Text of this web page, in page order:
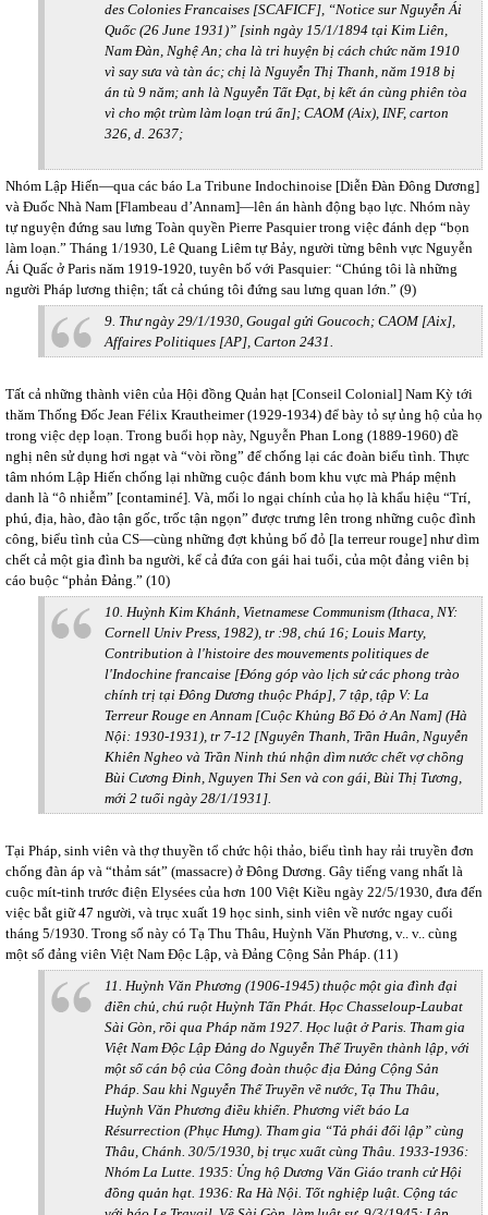
des Colonies Francaises [SCAFICF], “Notice sur Nguyễn Ái
Quốc (26 June 1931)” [sinh ngày 15/1/1894 tại Kim Liên,
Nam Đàn, Nghệ An; cha là tri huyện bị cách chức năm 1910
vì say sưa và tàn ác; chị là Nguyễn Thị Thanh, năm 1918 bị
án tù 9 năm; anh là Nguyễn Tất Đạt, bị kết án cùng phiên tòa
vì cho một trùm làm loạn trú ẩn]; CAOM (Aix), INF, carton
326, d. 2637;
Nhóm Lập Hiến—qua các báo La Tribune Indochinoise [Diễn Đàn Đông Dương]
và Đuốc Nhà Nam [Flambeau d’Annam]—lên án hành động bạo lực. Nhóm này
tự nguyện đứng sau lưng Toàn quyền Pierre Pasquier trong việc đánh dẹp “bọn
làm loạn.” Tháng 1/1930, Lê Quang Liêm tự Bảy, người từng bênh vực Nguyễn
Ái Quấc ở Paris năm 1919-1920, tuyên bố với Pasquier: “Chúng tôi là những
người Pháp lương thiện; tất cả chúng tôi đứng sau lưng quan lớn.” (9)
9. Thư ngày 29/1/1930, Gougal gửi Goucoch; CAOM [Aix],
Affaires Politiques [AP], Carton 2431.
Tất cả những thành viên của Hội đồng Quản hạt [Conseil Colonial] Nam Kỳ tới
thăm Thống Đốc Jean Félix Krautheimer (1929-1934) để bày tỏ sự ủng hộ của họ
trong việc dẹp loạn. Trong buổi họp này, Nguyễn Phan Long (1889-1960) đề
nghị nên sử dụng hơi ngạt và “vòi rồng” để chống lại các đoàn biểu tình. Thực
tâm nhóm Lập Hiến chống lại những cuộc đánh bom khu vực mà Pháp mệnh
danh là “ô nhiễm” [contaminé]. Và, mối lo ngại chính của họ là khẩu hiệu “Trí,
phú, địa, hào, đào tận gốc, trốc tận ngọn” được trưng lên trong những cuộc đình
công, biểu tình của CS—cùng những đợt khủng bố đỏ [la terreur rouge] như dìm
chết cả một gia đình ba người, kể cả đứa con gái hai tuổi, của một đảng viên bị
cáo buộc “phản Đảng.” (10)
10. Huỳnh Kim Khánh, Vietnamese Communism (Ithaca, NY:
Cornell Univ Press, 1982), tr :98, chú 16; Louis Marty,
Contribution à l'histoire des mouvements politiques de
l'Indochine francaise [Đóng góp vào lịch sử các phong trào
chính trị tại Đông Dương thuộc Pháp], 7 tập, tập V: La
Terreur Rouge en Annam [Cuộc Khủng Bố Đỏ ở An Nam] (Hà
Nội: 1930-1931), tr 7-12 [Nguyên Thanh, Trần Huân, Nguyễn
Khiên Ngheo và Trần Ninh thú nhận dìm nước chết vợ chồng
Bùi Cương Đinh, Nguyen Thi Sen và con gái, Bùi Thị Tương,
mới 2 tuổi ngày 28/1/1931].
Tại Pháp, sinh viên và thợ thuyền tổ chức hội thảo, biểu tình hay rải truyền đơn
chống đàn áp và “thảm sát” (massacre) ở Đông Dương. Gây tiếng vang nhất là
cuộc mít-tinh trước điện Elysées của hơn 100 Việt Kiều ngày 22/5/1930, đưa đến
việc bắt giữ 47 người, và trục xuất 19 học sinh, sinh viên về nước ngay cuối
tháng 5/1930. Trong số này có Tạ Thu Thâu, Huỳnh Văn Phương, v.. v.. cùng
một số đảng viên Việt Nam Độc Lập, và Đảng Cộng Sản Pháp. (11)
11. Huỳnh Văn Phương (1906-1945) thuộc một gia đình đại
điền chủ, chú ruột Huỳnh Tấn Phát. Học Chasseloup-Laubat
Sài Gòn, rồi qua Pháp năm 1927. Học luật ở Paris. Tham gia
Việt Nam Độc Lập Đảng do Nguyễn Thế Truyền thành lập, với
một số cán bộ của Công đoàn thuộc địa Đảng Cộng Sản
Pháp. Sau khi Nguyễn Thế Truyền về nước, Tạ Thu Thâu,
Huỳnh Văn Phương điều khiển. Phương viết báo La
Résurrection (Phục Hưng). Tham gia “Tả phái đối lập” cùng
Thâu, Chánh. 30/5/1930, bị trục xuất cùng Thâu. 1933-1936:
Nhóm La Lutte. 1935: Ủng hộ Dương Văn Giáo tranh cử Hội
đồng quản hạt. 1936: Ra Hà Nội. Tốt nghiệp luật. Cộng tác